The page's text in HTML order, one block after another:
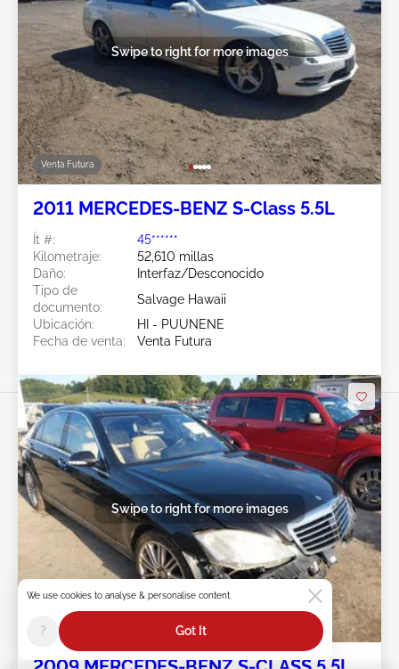
Venta Futura
Swipe to right for more images
2011 MERCEDES-BENZ S-Class 5.5L
Ít #:
45******
Kilometraje:
52,610 millas
Daño:
Interfaz/Desconocido
Tipo de
documento:
Salvage Hawaii
Ubicación:
HI - PUUNENE
Fecha de venta:
Venta Futura
Venta Futura
Swipe to right for more images
We use cookies to analyse & personalise content
? Got It